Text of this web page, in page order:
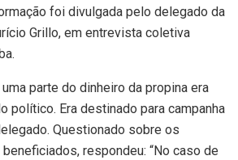
foi divulgada pelo delegado da
Grillo, em entrevista coletiva
parte do dinheiro da propina era
político. Era destinado para campanha
Questionado sobre os
respondeu: “No caso de